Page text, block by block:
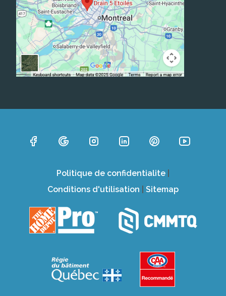
Politique de confidentialite
Conditions d'utilisation
Sitemap